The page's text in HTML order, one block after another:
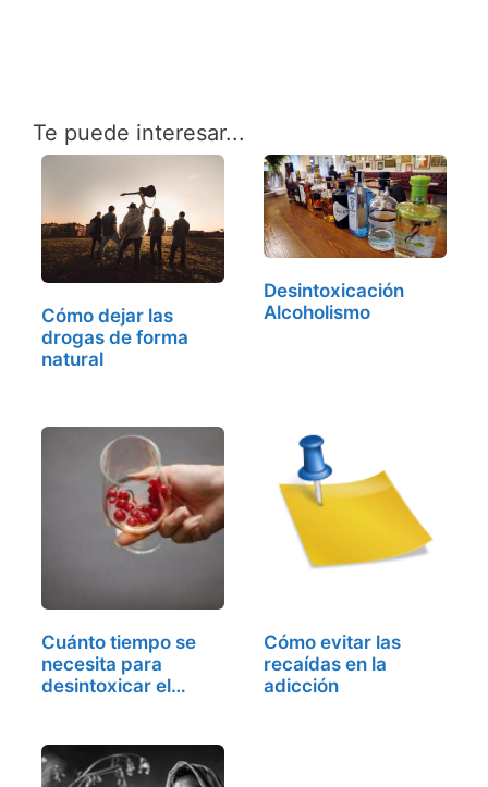
Te puede interesar...
Cómo dejar las
drogas de forma
natural
Desintoxicación
Alcoholismo
Cuánto tiempo se
necesita para
desintoxicar el…
Cómo evitar las
recaídas en la
adicción